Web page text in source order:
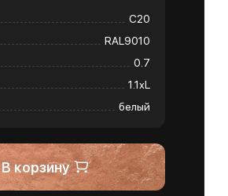
С20
RAL9010
0.7
1.1хL
белый
В корзину